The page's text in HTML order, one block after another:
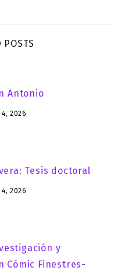
POSTS
Antonio
2026
Tesis doctoral
2026
y
Cómic Finestres-